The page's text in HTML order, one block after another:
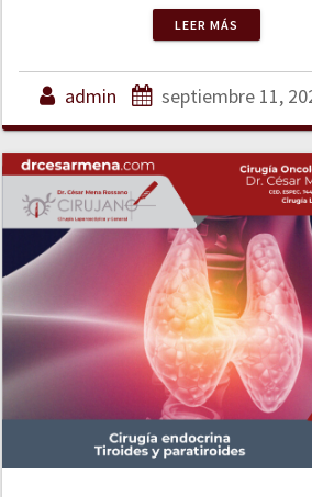
LEER MÁS
admin septiembre 11,